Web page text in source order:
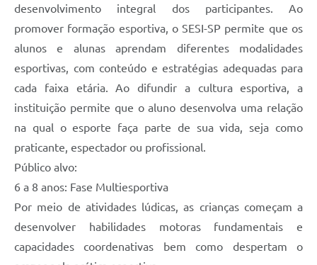
desenvolvimento integral dos participantes. Ao
promover formação esportiva, o SESI-SP permite que os
alunos e alunas aprendam diferentes modalidades
esportivas, com conteúdo e estratégias adequadas para
cada faixa etária. Ao difundir a cultura esportiva, a
instituição permite que o aluno desenvolva uma relação
na qual o esporte faça parte de sua vida, seja como
praticante, espectador ou profissional.
Público alvo:
6 a 8 anos: Fase Multiesportiva
Por meio de atividades lúdicas, as crianças começam a
desenvolver habilidades motoras fundamentais e
capacidades coordenativas bem como despertam o